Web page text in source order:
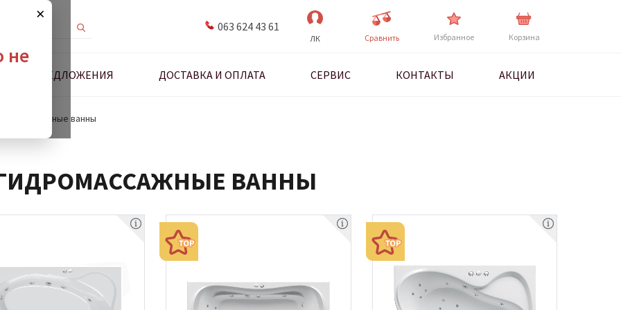
×
не
063 624 43 61
ЛК Cравнить Избранное Корзина
ПРЕДЛОЖЕНИЯ ДОСТАВКА И ОПЛАТА СЕРВИС КОНТАКТЫ АКЦИИ
Гидромассажные ванны
ВАННЫ